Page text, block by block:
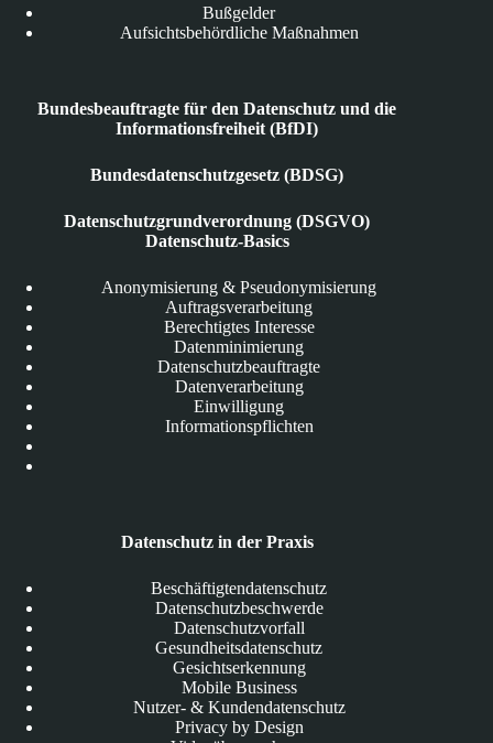
Bußgelder
Aufsichtsbehördliche Maßnahmen
Bundesbeauftragte für den Datenschutz und die
Informationsfreiheit (BfDI)
Bundesdatenschutzgesetz (BDSG)
Datenschutzgrundverordnung (DSGVO)
Datenschutz-Basics
Anonymisierung & Pseudonymisierung
Auftragsverarbeitung
Berechtigtes Interesse
Datenminimierung
Datenschutzbeauftragte
Datenverarbeitung
Einwilligung
Informationspflichten
Datenschutz in der Praxis
Beschäftigtendatenschutz
Datenschutzbeschwerde
Datenschutzvorfall
Gesundheitsdatenschutz
Gesichtserkennung
Mobile Business
Nutzer- & Kundendatenschutz
Privacy by Design